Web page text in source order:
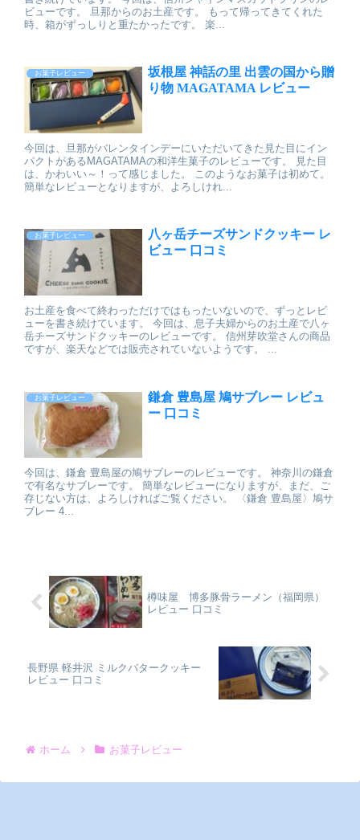
ビューです。 旦那からのお土産です。 もって帰ってきてくれた
時、箱がずっしりと重たかったです。 楽...
お菓子レビュー
坂根屋 神話の里 出雲の国から贈
り物 MAGATAMA レビュー
今回は、旦那がバレンタインデーにいただいてきた見た目にイン
パクトがあるMAGATAMAの和洋生菓子のレビューです。 見た目
は、かわいい～！って感じました。 このようなお菓子は初めて。
簡単なレビューとなりますが、よろしけれ...
お菓子レビュー
八ヶ岳チーズサンドクッキー レ
ビュー 口コミ
お土産を食べて終わっただけではもったいないので、ずっとレビ
ューを書き続けています。 今回は、息子夫婦からのお土産で八ヶ
岳チーズサンドクッキーのレビューです。 信州芽吹堂さんの商品
ですが、楽天などでは販売されていないようです。 ...
お菓子レビュー
鎌倉 豊島屋 鳩サブレー レビュ
ー 口コミ
今回は、鎌倉 豊島屋の鳩サブレーのレビューです。 神奈川の鎌倉
で有名なサブレーです。 簡単なレビューになりますが、まだ、ご
存じない方は、よろしければご覧ください。 〈鎌倉 豊島屋〉鳩サ
ブレー 4...
樽味屋 博多豚骨ラーメン（福岡県）
レビュー 口コミ
長野県 軽井沢 ミルクバタークッキー
レビュー 口コミ
ホーム お菓子レビュー